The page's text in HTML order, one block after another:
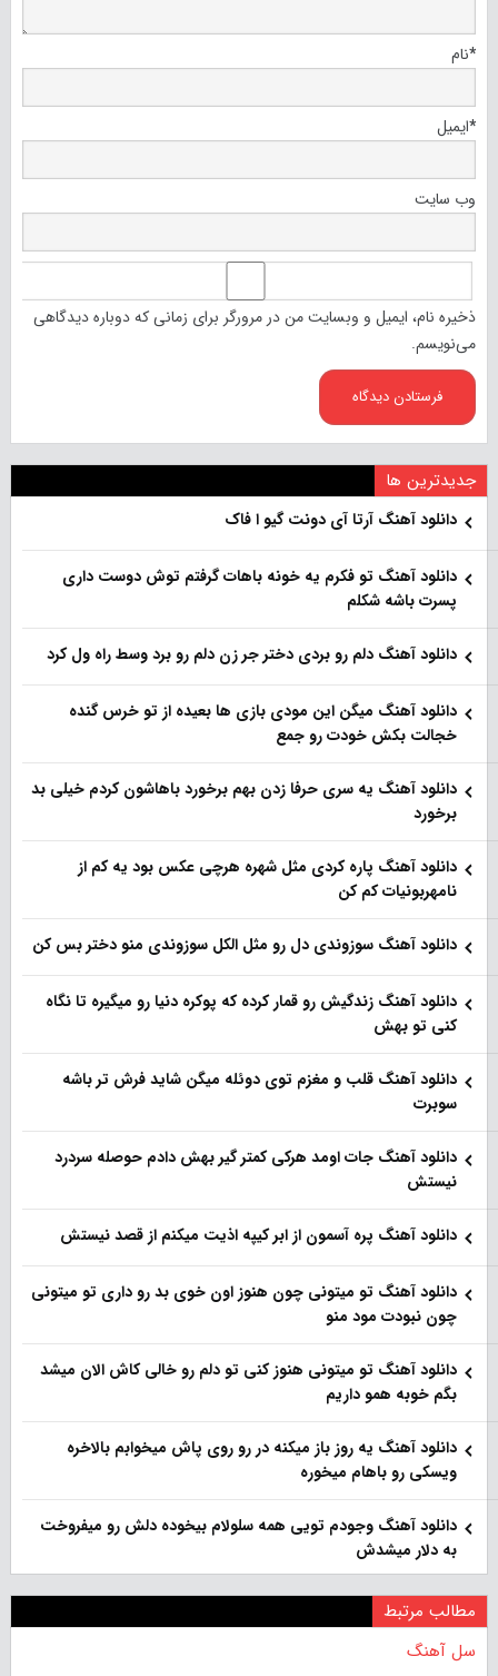
نام*
ایمیل*
وب‌ سایت
ذخیره نام، ایمیل و وبسایت من در مرورگر برای زمانی که دوباره دیدگاهی
می‌نویسم.
جدیدترین ها
دانلود آهنگ آرتا آی دونت گیو ا فاک
دانلود آهنگ تو فکرم یه خونه باهات گرفتم توش دوست داری
پسرت باشه شکلم
دانلود آهنگ دلم رو بردی دختر جر زن دلم رو برد وسط راه ول کرد
دانلود آهنگ میگن این مودی بازی ها بعیده از تو خرس گنده
خجالت بکش خودت رو جمع
دانلود آهنگ یه سری حرفا زدن بهم برخورد باهاشون کردم خیلی بد
برخورد
دانلود آهنگ پاره کردی مثل شهره هرچی عکس بود یه کم از
نامهربونیات کم کن
دانلود آهنگ سوزوندی دل رو مثل الکل سوزوندی منو دختر بس کن
دانلود آهنگ زندگیش رو قمار کرده که پوکره دنیا رو میگیره تا نگاه
کنی تو بهش
دانلود آهنگ قلب و مغزم توی دوئله میگن شاید فرش تر باشه
سوبرت
دانلود آهنگ جات اومد هرکی کمتر گیر بهش دادم حوصله سردرد
نیستش
دانلود آهنگ پره آسمون از ابر کیپه اذیت میکنم از قصد نیستش
دانلود آهنگ تو میتونی چون هنوز اون خوی بد رو داری تو میتونی
چون نبودت مود منو
دانلود آهنگ تو میتونی هنوز کنی تو دلم رو خالی کاش الان میشد
بگم خوبه همو داریم
دانلود آهنگ یه روز باز‌ میکنه در رو روی پاش میخوابم بالاخره
ویسکی رو باهام میخوره
دانلود آهنگ وجودم تویی همه سلولام بیخوده دلش رو میفروخت
به دلار میشدش
مطالب مرتبط
سل آهنگ